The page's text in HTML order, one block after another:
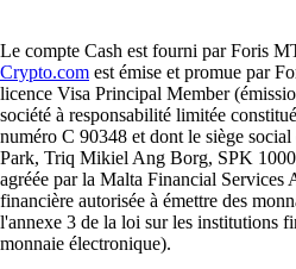
Le compte Cash est fourni par Foris
Crypto.com est émise et promue par
licence Visa Principal Member
société à responsabilité limitée
numéro C 90348 et dont le siège
Park, Triq Mikiel Ang Borg, SPK
agréée par la Malta Financial
financière autorisée à émettre des
l'annexe 3 de la loi sur les institutions
monnaie électronique).